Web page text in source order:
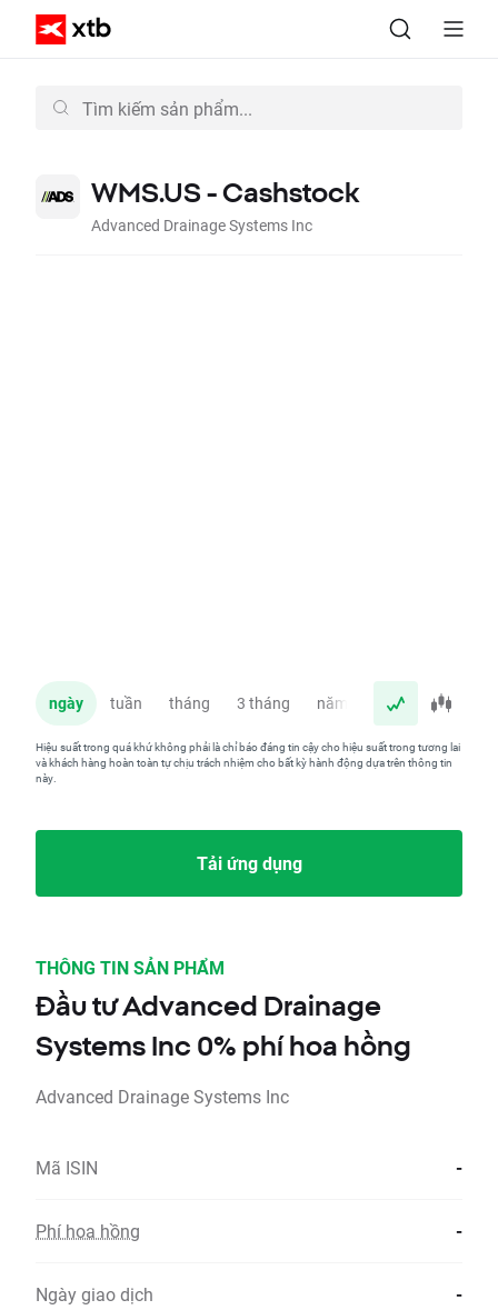
WMS.US - Cashstock
Advanced Drainage Systems Inc
ngày tuần tháng 3 tháng năm
Hiệu suất trong quá khứ không phải là chỉ báo đáng tin cậy cho hiệu suất trong tương lai
và khách hàng hoàn toàn tự chịu trách nhiệm cho bất kỳ hành động dựa trên thông tin
này.
Tải ứng dụng
THÔNG TIN SẢN PHẨM
Đầu tư Advanced Drainage
Systems Inc 0% phí hoa hồng
Advanced Drainage Systems Inc
Mã ISIN -
Phí hoa hồng -
Ngày giao dịch -